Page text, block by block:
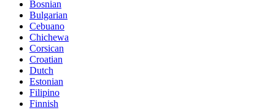
Bosnian
Bulgarian
Cebuano
Chichewa
Corsican
Croatian
Dutch
Estonian
Filipino
Finnish